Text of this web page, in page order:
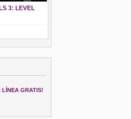
3: LEVEL
LÍNEA GRATIS!